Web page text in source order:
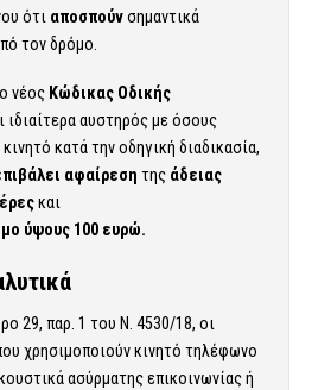
ότι αποσπούνσημαντικά
τον δρόμο.
νέος Κώδικας Οδικής
ιδιαίτερα αυστηρός με όσους
κατά την οδηγική διαδικασία,
αφαίρεση της άδειας
και
ύψους 100 ευρώ.
29, παρ. 1 του Ν. 4530/18, οι
χρησιμοποιούν κινητό τηλέφωνο
ασύρματης επικοινωνίας ή